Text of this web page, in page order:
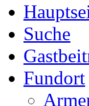
Suche
Fundort